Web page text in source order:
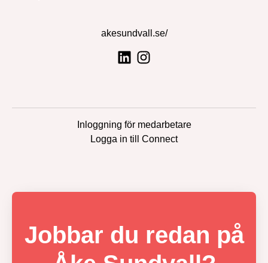
akesundvall.se/
Inloggning för medarbetare
Logga in till Connect
Jobbar du redan på